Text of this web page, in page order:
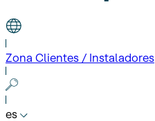
Zona Clientes / Instaladores
es